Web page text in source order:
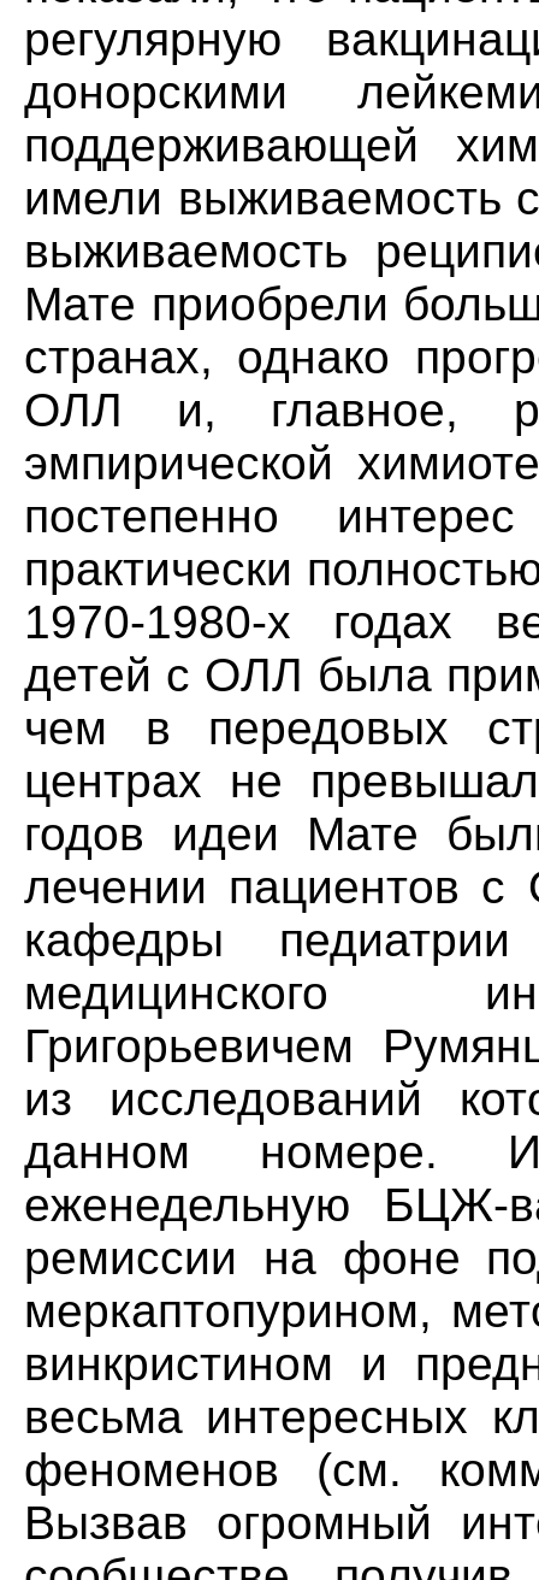
регулярную
донорскими
поддерживающей
имели выживаемость
выживаемость
Мате приобрели
странах, однако
ОЛЛ и, главное,
эмпирической
постепенно
практически
1970-1980-х годах
детей с ОЛЛ была
чем в передовых
центрах не
годов идеи Мате
лечении пациентов
кафедры
медицинского
Григорьевичем
из исследований
данном номере.
еженедельную БЦЖ-
ремиссии на фоне
меркаптопурином,
винкристином и
весьма интересных
феноменов (см.
Вызвав огромный